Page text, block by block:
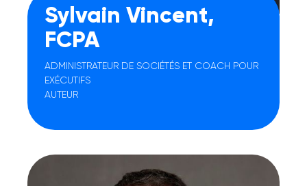
Sylvain Vincent,
FCPA
ADMINISTRATEUR DE SOCIÉTÉS ET COACH POUR
EXÉCUTIFS
AUTEUR